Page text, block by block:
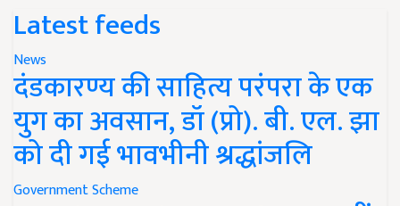
Latest feeds
News
दंडकारण्य की साहित्य परंपरा के एक
युग का अवसान, डॉ (प्रो). बी. एल. झा
को दी गई भावभीनी श्रद्धांजलि
Government Scheme